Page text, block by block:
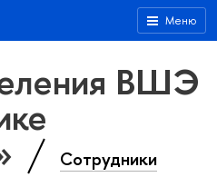
Меню
ВШЭ
Сотрудники